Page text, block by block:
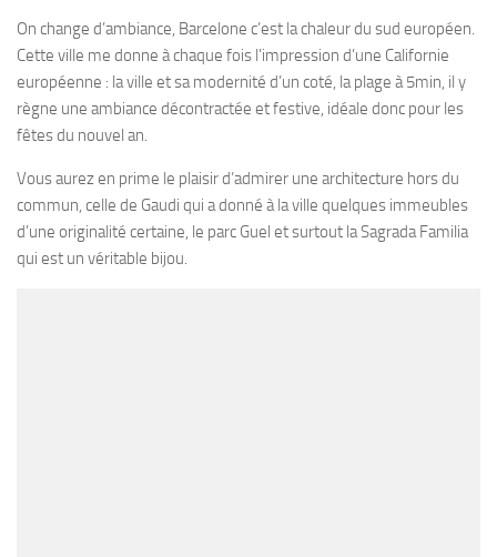
On change d’ambiance, Barcelone c’est la chaleur du sud européen.
Cette ville me donne à chaque fois l’impression d’une Californie
européenne : la ville et sa modernité d’un coté, la plage à 5min, il y
règne une ambiance décontractée et festive, idéale donc pour les
fêtes du nouvel an.
Vous aurez en prime le plaisir d’admirer une architecture hors du
commun, celle de Gaudi qui a donné à la ville quelques immeubles
d’une originalité certaine, le parc Guel et surtout la Sagrada Familia
qui est un véritable bijou.